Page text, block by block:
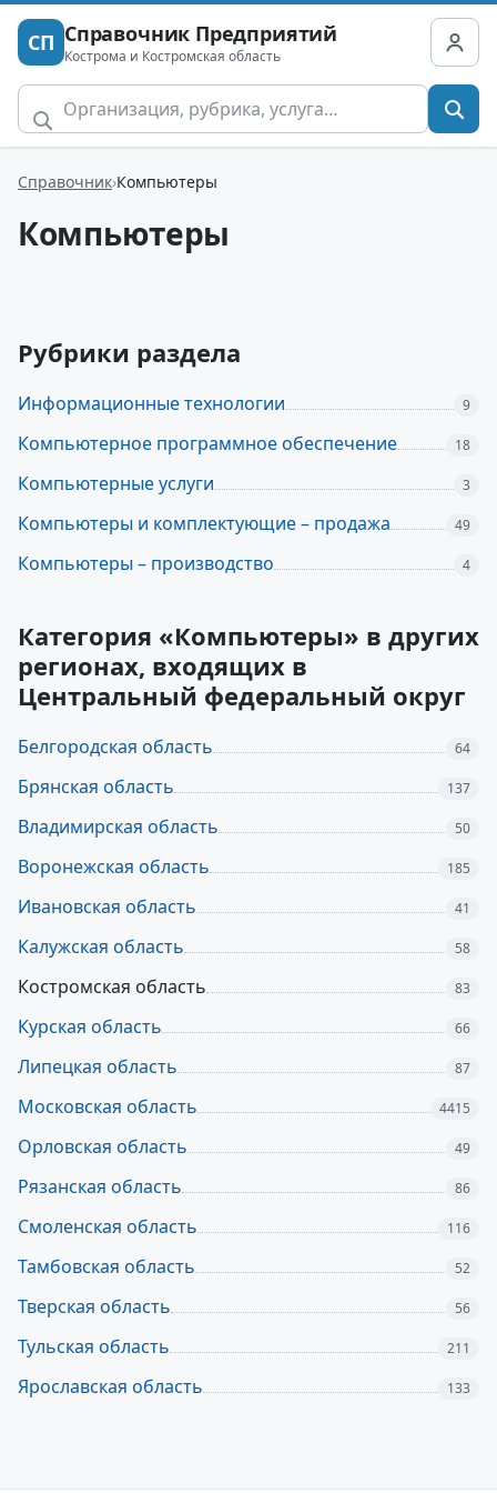
СП Справочник Предприятий
Кострома и Костромская область
Справочник Компьютеры
Компьютеры
Рубрики раздела
Информационные технологии 9
Компьютерное программное обеспечение 18
Компьютерные услуги 3
Компьютеры и комплектующие – продажа 49
Компьютеры – производство 4
Категория «Компьютеры» в других
регионах, входящих в
Центральный федеральный округ
Белгородская область 64
Брянская область 137
Владимирская область 50
Воронежская область 185
Ивановская область 41
Калужская область 58
Костромская область 83
Курская область 66
Липецкая область 87
Московская область 4415
Орловская область 49
Рязанская область 86
Смоленская область 116
Тамбовская область 52
Тверская область 56
Тульская область 211
Ярославская область 133